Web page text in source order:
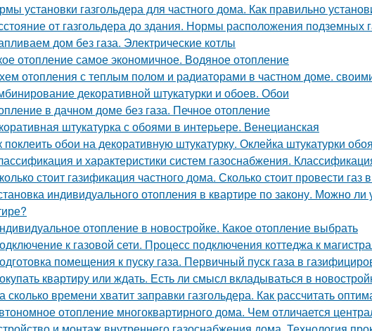
установки газгольдера для частного дома. Как правильно
от газгольдера до здания. Нормы расположения подземных
дом без газа. Электрические котлы
отопление самое экономичное. Водяное отопление
отопления с теплым полом и радиаторами в частном доме.
декоративной штукатурки и обоев. Обои
в дачном доме без газа. Печное отопление
штукатурка с обоями в интерьере. Венецианская
поклеить обои на декоративную штукатурку. Оклейка штукатурки
и характеристики систем газоснабжения.
стоит газификация частного дома. Сколько стоит провести газ
индивидуального отопления в квартире по закону. Можно
отопление в новостройке. Какое отопление выбрать
к газовой сети. Процесс подключения коттеджа к
помещения к пуску газа. Первичный пуск газа в
квартиру или ждать. Есть ли смысл вкладываться в
сколько времени хватит заправки газгольдера. Как рассчитать
отопление многоквартирного дома. Чем отличается